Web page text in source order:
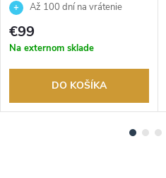
Až 100 dní na vrátenie
tovaru. Autorizovaný predajca.
€99
Na externom sklade
DO KOŠÍKA